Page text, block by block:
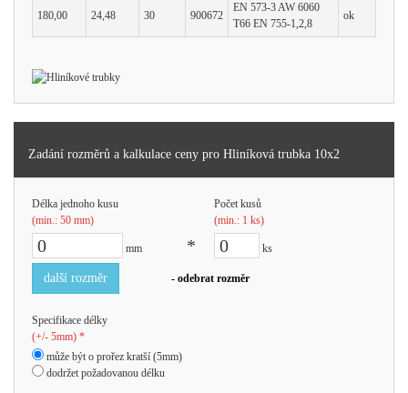
180,00 24,48 30 900672
EN 573-3 AW 6060
T66 EN 755-1,2,8
ok
Zadání rozměrů a kalkulace ceny pro Hliníková trubka 10x2
Délka jednoho kusu
(min.: 50 mm)
Počet kusů
(min.: 1 ks)
mm * ks
další rozměr - odebrat rozměr
Specifikace délky
(+/- 5mm) *
může být o prořez kratší (5mm)
dodržet požadovanou délku